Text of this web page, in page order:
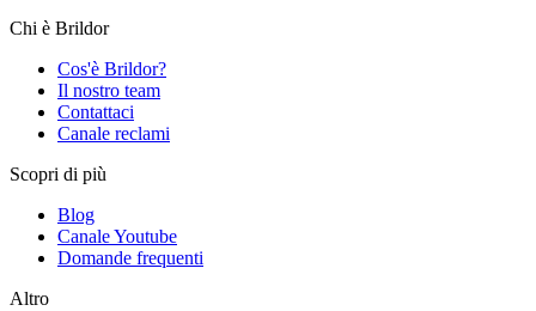
Chi è Brildor
Cos'è Brildor?
Il nostro team
Contattaci
Canale reclami
Scopri di più
Blog
Canale Youtube
Domande frequenti
Altro